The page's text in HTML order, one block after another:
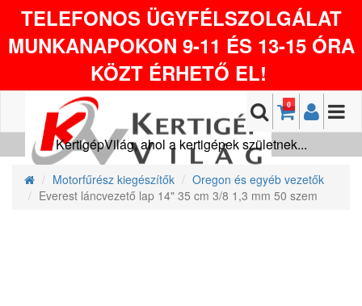
TELEFONOS ÜGYFÉLSZOLGÁLAT
MUNKANAPOKON 9-11 ÉS 13-15 ÓRA
KÖZT ÉRHETŐ EL!
0
KertigépVilág, ahol a kertigépek születnek...
Motorfűrész kiegészítők
Oregon és egyéb vezetők
Everest láncvezető lap 14" 35 cm 3/8 1,3 mm 50 szem